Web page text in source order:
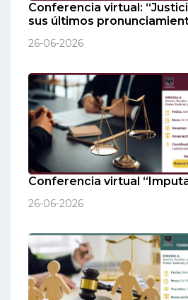
Conferencia virtual:
sus últimos
26-06-2026
Conferencia virtual
26-06-2026